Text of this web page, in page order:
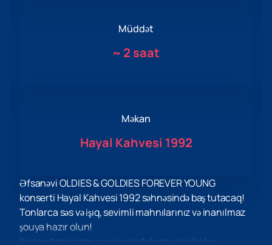
Müddət
~ 2 saat
Məkan
Hayal Kahvesi 1992
Əfsanəvi OLDIES & GOLDIES FOREVER YOUNG
konserti Hayal Kahvesi 1992 səhnəsində baş tutacaq!
Tonlarca səs və işıq, sevimli mahnılarınız və inanılmaz
şouya hazır olun!
Konsert proqramı çərçivəsində həm yaradıcılıq